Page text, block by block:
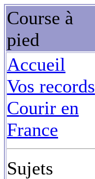
Course à
pied
Accueil
Vos records
Courir en
France
Sujets